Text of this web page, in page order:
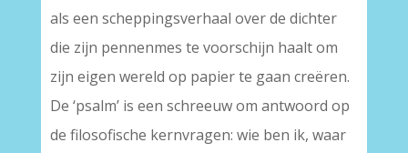
als een scheppingsverhaal over de dichter
die zijn pennenmes te voorschijn haalt om
zijn eigen wereld op papier te gaan creëren.
De ‘psalm’ is een schreeuw om antwoord op
de filosofische kernvragen: wie ben ik, waar